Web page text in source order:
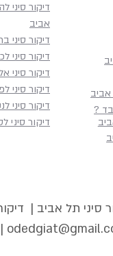
עד הבית בתל אביב:
במיטבה למי
לקליניקה
דיקור
דיקור
אביב
דיקור סיני
דיקור סיני
דיקור סיני
דיקור סיני
דיקור סיני
אביב
?
סיני תל אביב |